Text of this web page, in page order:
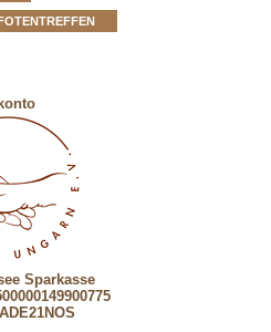
Sparkasse